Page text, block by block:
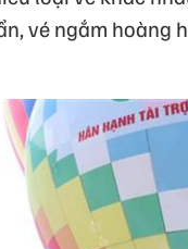
vé ngắm hoàng